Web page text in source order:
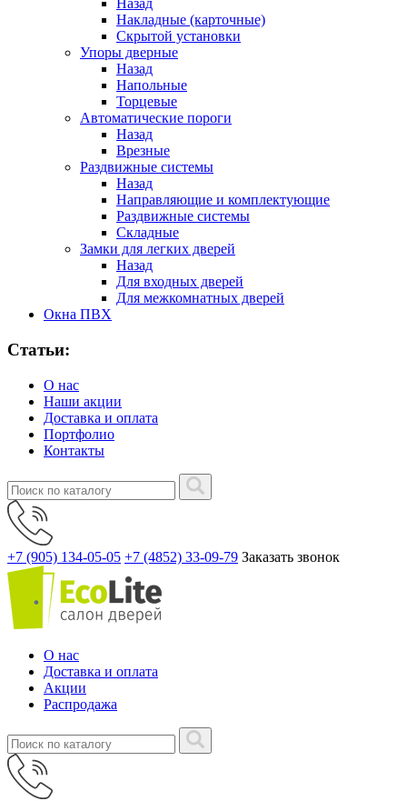
Назад
Накладные (карточные)
Скрытой установки
Упоры дверные
Назад
Напольные
Торцевые
Автоматические пороги
Назад
Врезные
Раздвижные системы
Назад
Направляющие и комплектующие
Раздвижные системы
Складные
Замки для легких дверей
Назад
Для входных дверей
Для межкомнатных дверей
Окна ПВХ
Статьи:
О нас
Наши акции
Доставка и оплата
Портфолио
Контакты
+7 (905) 134-05-05 +7 (4852) 33-09-79 Заказать звонок
О нас
Доставка и оплата
Акции
Распродажа